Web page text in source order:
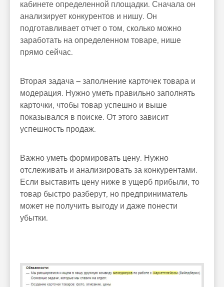
кабинете определенной площадки. Сначала он
анализирует конкурентов и нишу. Он
подготавливает отчет о том, сколько можно
заработать на определенном товаре, нише
прямо сейчас.
Вторая задача – заполнение карточек товара и
модерация. Нужно уметь правильно заполнять
карточки, чтобы товар успешно и выше
показывался в поиске. От этого зависит
успешность продаж.
Важно уметь формировать цену. Нужно
отслеживать и анализировать за конкурентами.
Если выставить цену ниже в ущерб прибыли, то
товар быстро разберут, но предприниматель
может не получить выгоду и даже понести
убытки.